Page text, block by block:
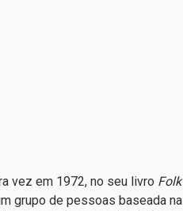
vez em 1972, no seu livro Folk
grupo de pessoas baseada na